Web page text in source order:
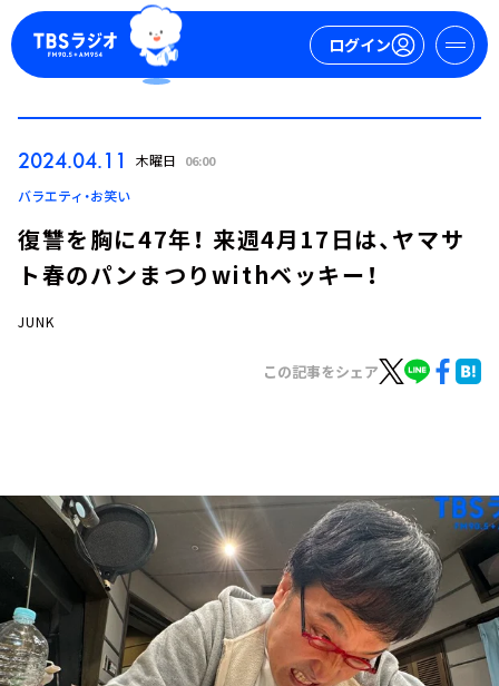
ログイン
ログイン
お知らせ
イベント・グッズ
YouTube
会社情報
2024.04.11 木曜日 06:00
バラエティ・お笑い
復讐を胸に47年！ 来週4月17日は、ヤマサ
ト春のパンまつりwithベッキー！
JUNK
この記事をシェア